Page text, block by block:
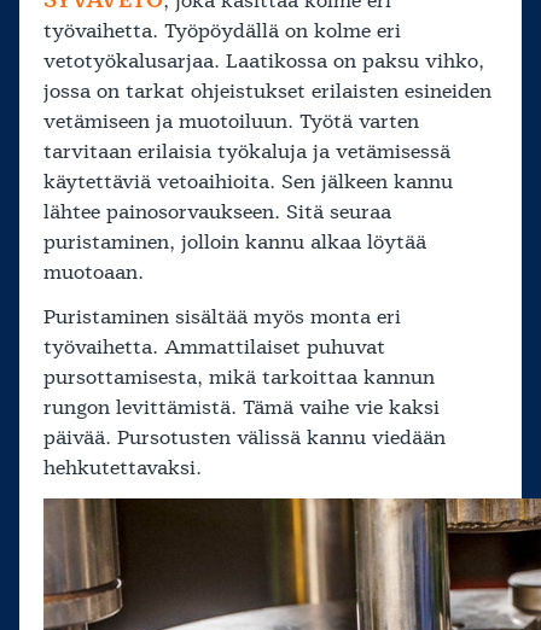
työvaihetta. Työpöydällä on kolme eri
vetotyökalusarjaa. Laatikossa on paksu vihko,
jossa on tarkat ohjeistukset erilaisten esineiden
vetämiseen ja muotoiluun. Työtä varten
tarvitaan erilaisia työkaluja ja vetämisessä
käytettäviä vetoaihioita. Sen jälkeen kannu
lähtee painosorvaukseen. Sitä seuraa
puristaminen, jolloin kannu alkaa löytää
muotoaan.
Puristaminen sisältää myös monta eri
työvaihetta. Ammattilaiset puhuvat
pursottamisesta, mikä tarkoittaa kannun
rungon levittämistä. Tämä vaihe vie kaksi
päivää. Pursotusten välissä kannu viedään
hehkutettavaksi.